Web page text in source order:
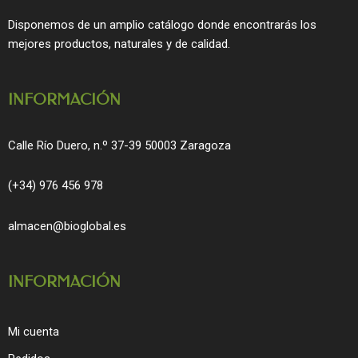
o
o
g
r
Disponemos de un amplio catálogo donde encontrarás los
mejores productos, naturales y de calidad.
INFORMACIÓN
Calle Río Duero, n.º 37-39 50003 Zaragoza
(+34) 976 456 978
almacen@bioglobal.es
INFORMACIÓN
Mi cuenta